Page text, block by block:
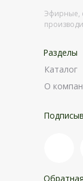
О
Эфирные,
Каталог
Разделы